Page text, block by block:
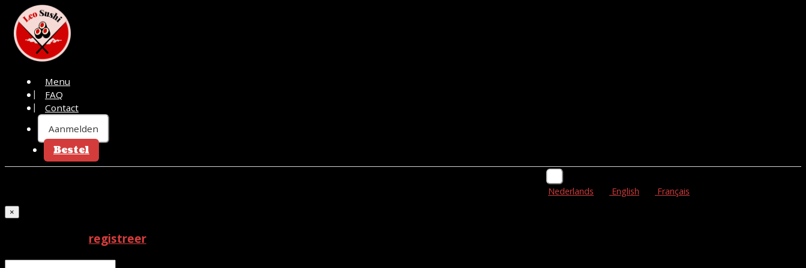
Menu
FAQ
Contact
Aanmelden
Bestel
Nederlands English Français
×
registreer